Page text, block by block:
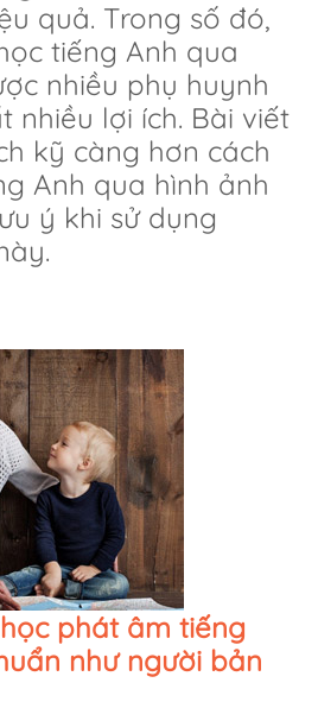
quả. Trong số đó,
tiếng Anh qua
nhiều phụ huynh
nhiều lợi ích. Bài viết
kỹ càng hơn cách
Anh qua hình ảnh
ý khi sử dụng
phát âm tiếng
như người bản